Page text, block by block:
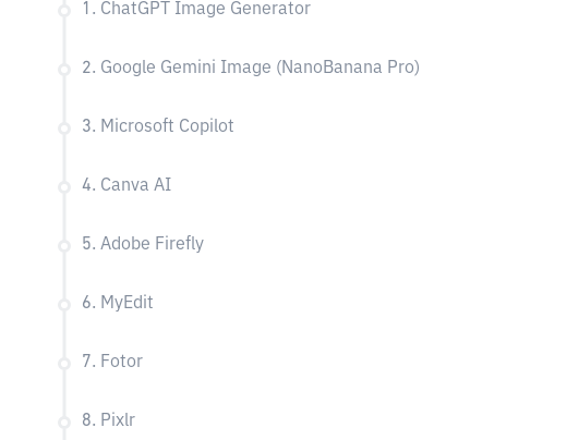
1. ChatGPT Image Generator
2. Google Gemini Image (NanoBanana Pro)
3. Microsoft Copilot
4. Canva AI
5. Adobe Firefly
6. MyEdit
7. Fotor
8. Pixlr